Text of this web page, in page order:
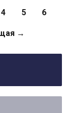
4 5 6
→